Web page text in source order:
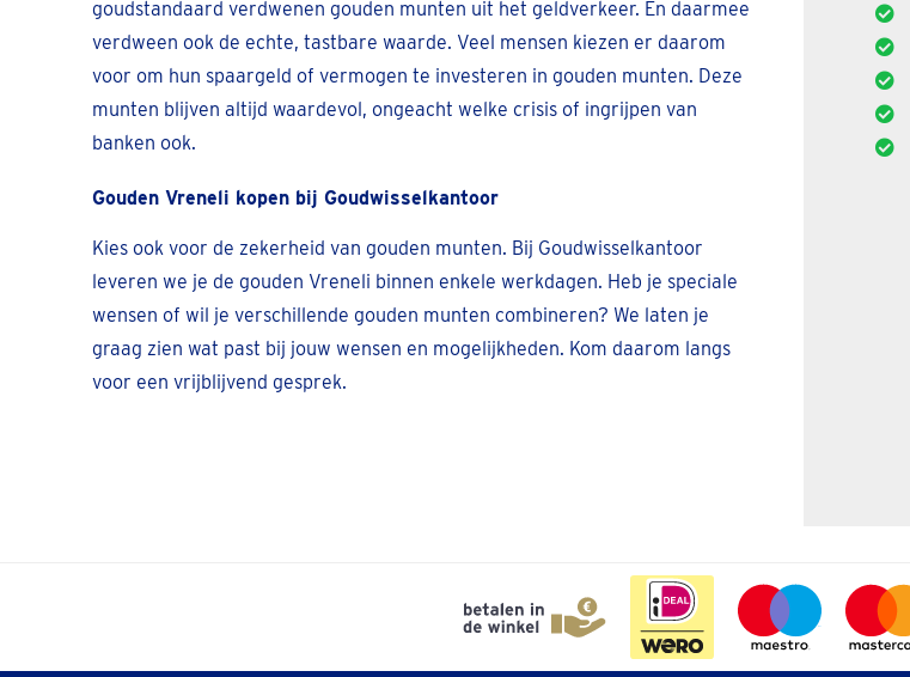
goudstandaard verdwenen gouden munten uit het geldverkeer. En daarmee
verdween ook de echte, tastbare waarde. Veel mensen kiezen er daarom
voor om hun spaargeld of vermogen te investeren in gouden munten. Deze
munten blijven altijd waardevol, ongeacht welke crisis of ingrijpen van
banken ook.
Gouden Vreneli kopen bij Goudwisselkantoor
Kies ook voor de zekerheid van gouden munten. Bij Goudwisselkantoor
leveren we je de gouden Vreneli binnen enkele werkdagen. Heb je speciale
wensen of wil je verschillende gouden munten combineren? We laten je
graag zien wat past bij jouw wensen en mogelijkheden. Kom daarom langs
voor een vrijblijvend gesprek.